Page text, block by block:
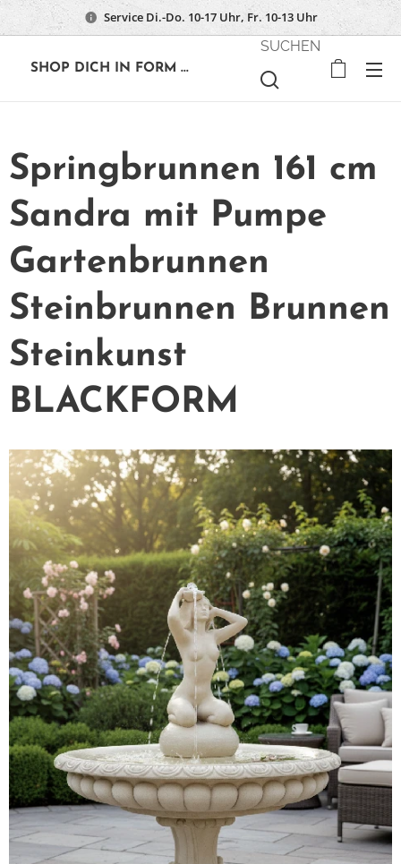
Service Di.-Do. 10-17 Uhr, Fr. 10-13 Uhr
SHOP DICH IN FORM ...
SUCHEN
Springbrunnen 161 cm
Sandra mit Pumpe
Gartenbrunnen
Steinbrunnen Brunnen
Steinkunst
BLACKFORM